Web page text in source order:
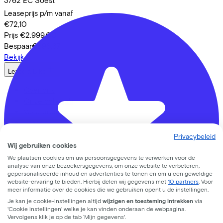
Leaseprijs p/m vanaf
€72,10
Prijs €2.999,00
Bespaar€696,37
Bekijk
Lease a Bike
Onze collega's
Stages
Nieuws
MVO
FAQ
Security & Privacy
Privacybeleid
Wij gebruiken cookies
We plaatsen cookies om uw persoonsgegevens te verwerken voor de
analyse van onze bezoekersgegevens, om onze website te verbeteren,
gepersonaliseerde inhoud en advertenties te tonen en om u een geweldige
website-ervaring te bieden. Hierbij delen wij gegevens met 10 partners . Voor
meer informatie over de cookies die we gebruiken opent u de instellingen.
Je kan je cookie-instellingen altijd wijzigen en toesteming intrekken via
'Cookie instellingen' welke je kan vinden onderaan de webpagina.
Vervolgens klik je op de tab ‘Mijn gegevens'.